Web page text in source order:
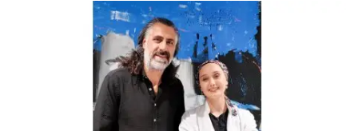
Yeraltı Dünyasının Konuştuğu Berkay Yıldız Kimdir?
Emre Açıkgöz Galimidi New York Sosyetesini Buluşturan Davette!